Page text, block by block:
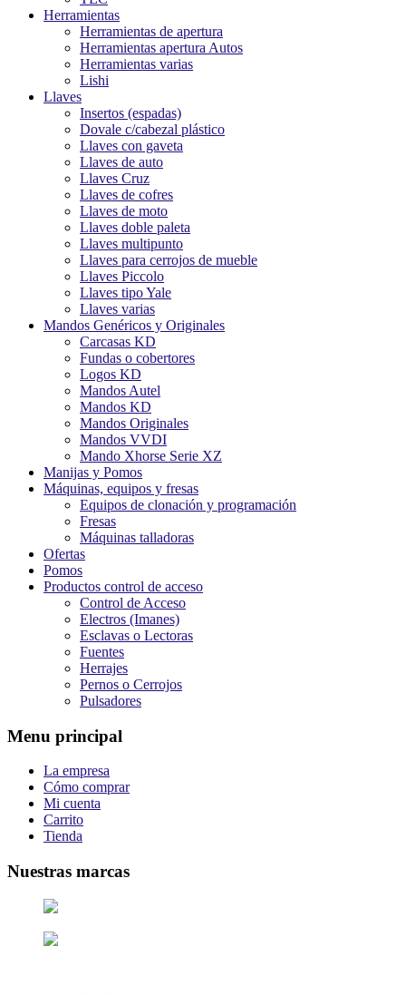
Herramientas
Herramientas de apertura
Herramientas apertura Autos
Herramientas varias
Lishi
Llaves
Insertos (espadas)
Dovale c/cabezal plástico
Llaves con gaveta
Llaves de auto
Llaves Cruz
Llaves de cofres
Llaves de moto
Llaves doble paleta
Llaves multipunto
Llaves para cerrojos de mueble
Llaves Piccolo
Llaves tipo Yale
Llaves varias
Mandos Genéricos y Originales
Carcasas KD
Fundas o cobertores
Logos KD
Mandos Autel
Mandos KD
Mandos Originales
Mandos VVDI
Mando Xhorse Serie XZ
Manijas y Pomos
Máquinas, equipos y fresas
Equipos de clonación y programación
Fresas
Máquinas talladoras
Ofertas
Pomos
Productos control de acceso
Control de Acceso
Electros (Imanes)
Esclavas o Lectoras
Fuentes
Herrajes
Pernos o Cerrojos
Pulsadores
Menu principal
La empresa
Cómo comprar
Mi cuenta
Carrito
Tienda
Nuestras marcas